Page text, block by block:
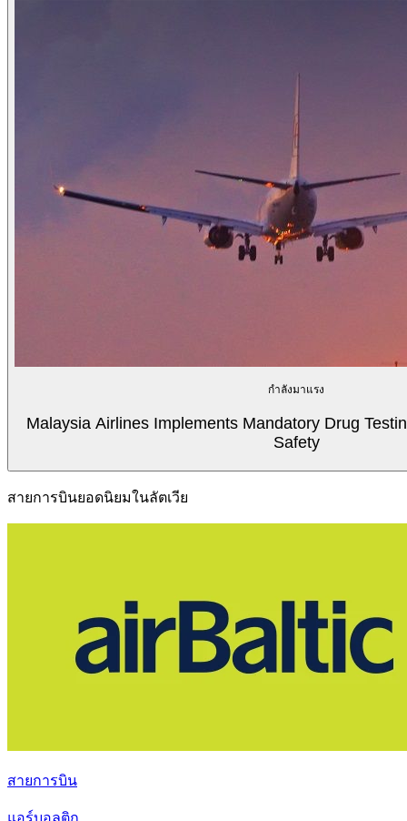
กำลังมาแรง
Malaysia Airlines Implements Mandatory Drug
Safety
สายการบินยอดนิยมในลัตเวีย
สายการบิน
แอร์บอลติก